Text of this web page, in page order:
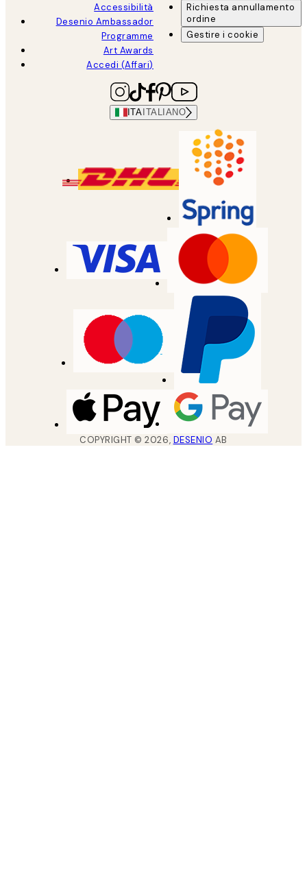
Accessibilità
Desenio Ambassador
Programme
Art Awards
Accedi (Affari)
Richiesta annullamento
ordine
Gestire i cookie
ITA ITALIANO
COPYRIGHT ©2026, DESENIO AB